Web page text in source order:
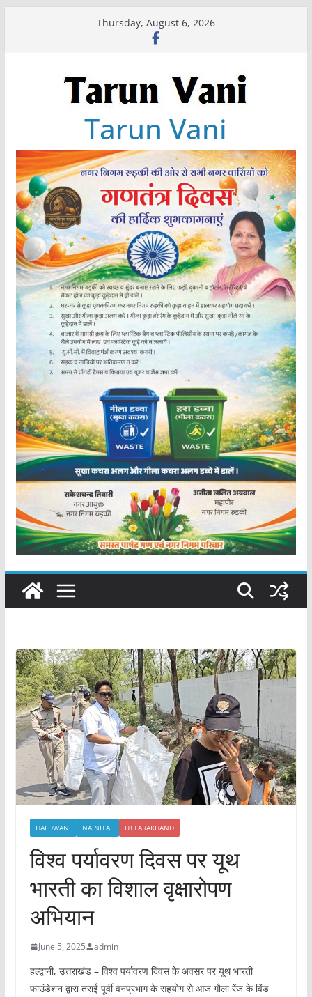
Thursday, August 6, 2026
Tarun Vani
HALDWANI NAINITAL UTTARAKHAND
विश्व पर्यावरण दिवस पर यूथ
भारती का विशाल वृक्षारोपण
अभियान
June 5, 2025 admin
हल्द्वानी, उत्तराखंड – विश्व पर्यावरण दिवस के अवसर पर यूथ भारती
फाउंडेशन द्वारा तराई पूर्वी वनप्रभाग के सहयोग से आज गौला रेंज के विंड